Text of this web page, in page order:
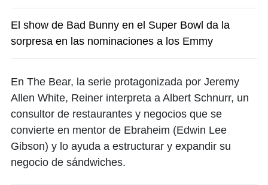
El show de Bad Bunny en el Super Bowl da la
sorpresa en las nominaciones a los Emmy
En The Bear, la serie protagonizada por Jeremy
Allen White, Reiner interpreta a Albert Schnurr, un
consultor de restaurantes y negocios que se
convierte en mentor de Ebraheim (Edwin Lee
Gibson) y lo ayuda a estructurar y expandir su
negocio de sándwiches.